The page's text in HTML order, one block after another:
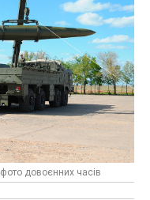
довоєнних часів